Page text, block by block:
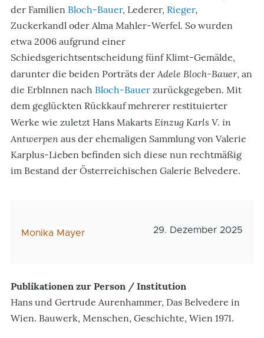
der Familien Bloch-Bauer, Lederer, Rieger,
Zuckerkandl oder Alma Mahler-Werfel. So wurden
etwa 2006 aufgrund einer
Schiedsgerichtsentscheidung fünf Klimt-Gemälde,
darunter die beiden Porträts derAdele Bloch-Bauer, an
die ErbInnen nach Bloch-Bauer zurückgegeben. Mit
dem geglückten Rückkauf mehrerer restituierter
Werke wie zuletzt Hans Makarts Einzug Karls V. in
Antwerpen aus der ehemaligen Sammlung von Valerie
Karplus-Lieben befinden sich diese nun rechtmäßig
im Bestand der Österreichischen Galerie Belvedere.
AutorIn
Monika Mayer 29. Dezember 2025
Publikationen zur Person / Institution
Hans und Gertrude Aurenhammer, Das Belvedere in
Wien. Bauwerk, Menschen, Geschichte, Wien 1971.